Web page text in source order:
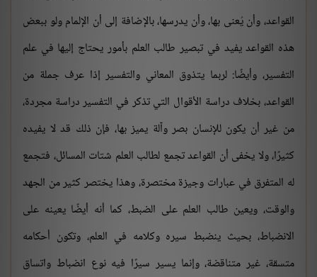
القواعد، وأن يُعنى بها، وأن يدرسها، بالإضافة إلى أن الإلمام ولو ببعض
هذه القواعد يفيد في تبصير طالب العلم بأمور يحتاج إليها في علم
التفسير، وأيضًا: لربما يتذوق المعاني والتفسير إذا عرف جملة من
القواعد، بخلاف دراسة الأقوال التي تذكر في التفسير دراسة مجردة،
من غير أن يكون للإنسان بصر وآلة يميز بها، فإن ذلك قد لا يفيده
كثيرًا، ولا يخفى أن القواعد تجمع لطالب العلم شتات المسائل، فتجمع
له المتفرق في عبارات وجيزة مختصرة، وهذا يختصر كثير من الجهد
والوقت، ويعين طالب العلم على الضبط، كما أنه أيضًا يعينه على
الانضباط، بحيث ينضبط سيره وكلامه في العلم، وتكون أحكامه
متسقة، غير متناقضة، وإنما يسير سيرًا فيه نوع انضباط واتساق